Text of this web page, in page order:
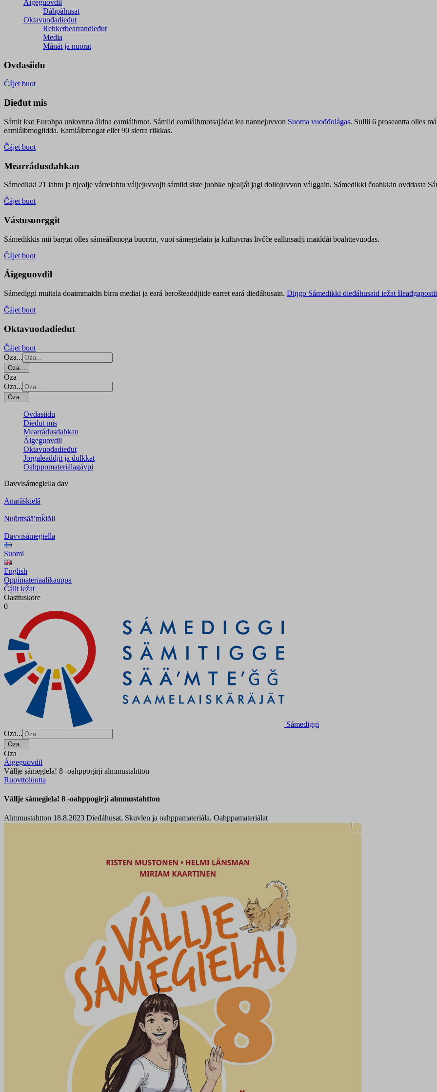
Áigeguovdil
Dáhpáhusat
Oktavuođadieđut
Rehketbearrandieđut
Media
Mánát ja nuorat
Ovdasiidu
Čájet buot
Dieđut mis
Sámit leat Eurohpa uniovnna áidna eamiálbmot. Sámiid eamiálbmotsajádat lea nannejuvvon Suoma vuođđolágas. Sullii 6 proseantta olles
eamiálbmogiidda. Eamiálbmogat ellet 90 sierra riikkas.
Čájet buot
Mearrádusdahkan
Sámedikki 21 lahtu ja njealje várrelahtu váljejuvvojit sámiid siste juohke njealját jagi dollojuvvon válggain. Sámedikki čoahkkin ovddasta
Čájet buot
Vástusuorggit
Sámedikkis mii bargat olles sámeálbmoga buorrin, vuoi sámegielain ja kultuvrras livčče eallinsadji maiddái boahttevuođas.
Čájet buot
Áigeguovdil
Sámediggi muitala doaimmaidis birra mediai ja eará berošteaddjiide earret eará dieđáhusain. Diŋgo Sámedikki dieđáhusaid iežat šleađgapostii
Čájet buot
Oktavuođadieđut
Čájet buot
Oza...
Oza...
Oza
Oza...
Oza...
Ovdasiidu
Dieđut mis
Mearrádusdahkan
Áigeguovdil
Oktavuođadieđut
Jorgaleaddjit ja dulkkat
Oahppomateriálagávpi
Davvisámegiella dav
Anarâškielâ
Nuõrttsääʹmǩiõll
Davvisámegiella
Suomi
English
Oppimateriaalikauppa
Čálit iežat
Oasttuskore
0
Sámediggi
Oza...
Oza...
Oza
Áigeguovdil
Vállje sámegiela! 8 -oahppogirji almmustahtton
Ruovttoluotta
Vállje sámegiela! 8 -oahppogirji almmustahtton
Almmustahtton 18.8.2023 Dieđáhusat, Skuvlen ja oahppamateriála, Oahppamateriálat